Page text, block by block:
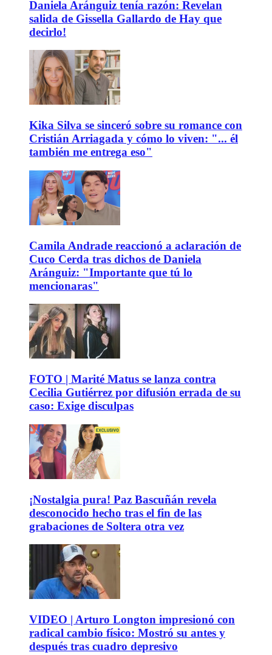
Daniela Aránguiz tenía razón: Revelan
salida de Gissella Gallardo de Hay que
decirlo!
Kika Silva se sinceró sobre su romance con
Cristián Arriagada y cómo lo viven: "... él
también me entrega eso"
Camila Andrade reaccionó a aclaración de
Cuco Cerda tras dichos de Daniela
Aránguiz: "Importante que tú lo
mencionaras"
FOTO | Marité Matus se lanza contra
Cecilia Gutiérrez por difusión errada de su
caso: Exige disculpas
¡Nostalgia pura! Paz Bascuñán revela
desconocido hecho tras el fin de las
grabaciones de Soltera otra vez
VIDEO | Arturo Longton impresionó con
radical cambio físico: Mostró su antes y
después tras cuadro depresivo